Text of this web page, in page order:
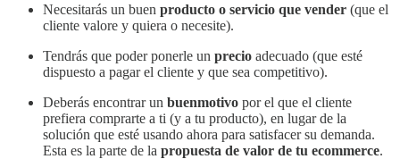
Necesitarás un buen producto o servicio que vender (que el
cliente valore y quiera o necesite).
Tendrás que poder ponerle un precio adecuado (que esté
dispuesto a pagar el cliente y que sea competitivo).
Deberás encontrar un buenmotivo por el que el cliente
prefiera comprarte a ti (y a tu producto), en lugar de la
solución que esté usando ahora para satisfacer su demanda.
Esta es la parte de la propuesta de valor de tu ecommerce.